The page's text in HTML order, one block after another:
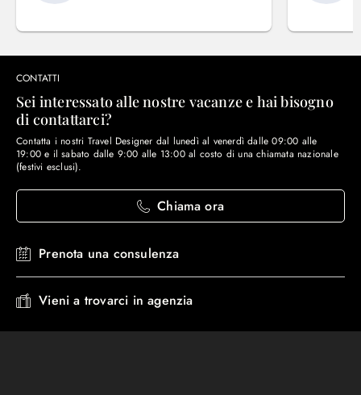
CONTATTI
Sei interessato alle nostre vacanze e hai bisogno
di contattarci?
Contatta i nostri Travel Designer dal lunedì al venerdì dalle 09:00 alle
19:00 e il sabato dalle 9:00 alle 13:00 al costo di una chiamata nazionale
(festivi esclusi).
Chiama ora
Prenota una consulenza
Vieni a trovarci in agenzia